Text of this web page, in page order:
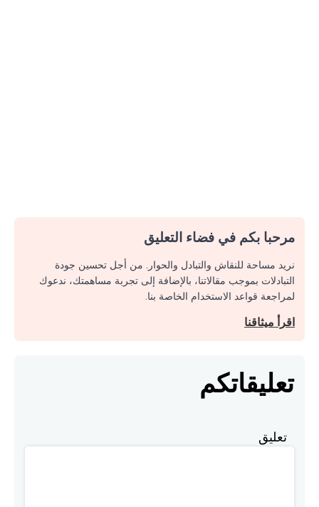
مرحبا بكم في فضاء التعليق
نريد مساحة للنقاش والتبادل والحوار. من أجل تحسين جودة
التبادلات بموجب مقالاتنا، بالإضافة إلى تجربة مساهمتك، ندعوك
لمراجعة قواعد الاستخدام الخاصة بنا.
اقرأ ميثاقنا
تعليقاتكم
تعليق